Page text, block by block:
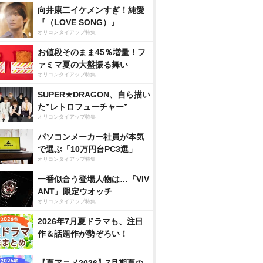
向井康二イケメンすぎ！純愛
『（LOVE SONG）』
オリコンタイアップ特集
お値段そのまま45％増量！フ
ァミマ夏の大盤振る舞い
オリコンタイアップ特集
SUPER★DRAGON、自ら描い
た”レトロフューチャー”
オリコンタイアップ特集
パソコンメーカー社員が本気
で選ぶ「10万円台PC3選」
オリコンタイアップ特集
一番似合う登場人物は…『VIV
ANT』限定ウオッチ
オリコンタイアップ特集
2026年7月夏ドラマも、注目
作＆話題作が勢ぞろい！